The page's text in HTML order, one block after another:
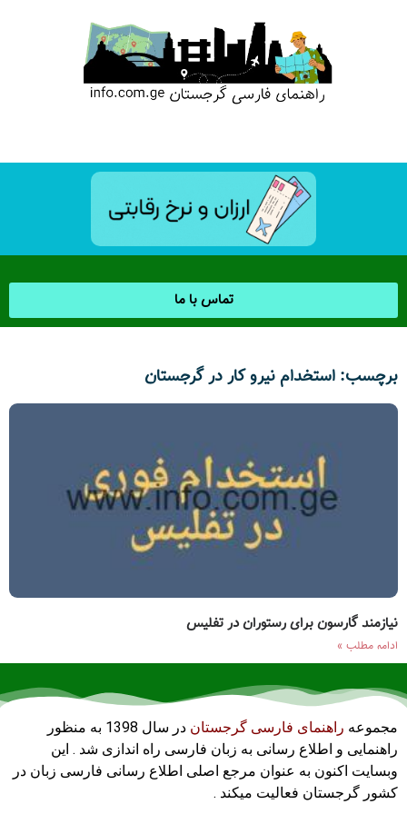
تماس با ما
برچسب: استخدام نیرو کار در گرجستان
نیازمند گارسون برای رستوران در تفلیس
ادامه مطلب »
مجموعه راهنمای فارسی گرجستان
در سال 1398 به منظور
راهنمایی و اطلاع رسانی به زبان فارسی راه اندازی شد . این
وبسایت اکنون به عنوان مرجع اصلی اطلاع رسانی فارسی زبان در
کشور گرجستان فعالیت میکند .